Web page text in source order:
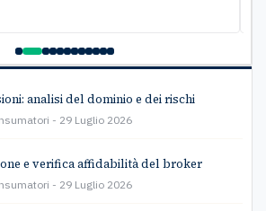
analisi del dominio e dei rischi
29 Luglio 2026
e verifica affidabilità del broker
29 Luglio 2026